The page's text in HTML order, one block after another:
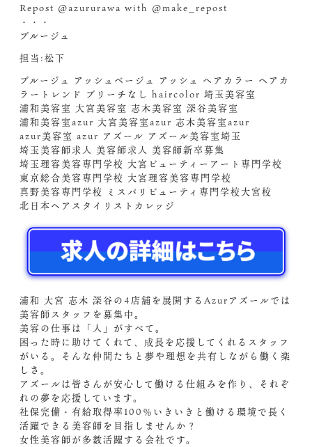
Repost @azururawa with @make_repost
・・・
ブルージュ
担当:松下
ブルージュ アッシュベージュ アッシュ ヘアカラー ヘアカ
ラートレンド ブリーチなし haircolor 埼玉美容室
浦和美容室 大宮美容室 志木美容室 深谷美容室
浦和美容室azur 大宮美容室azur 志木美容室azur
azur美容室 azur アズール アズール美容室埼玉
埼玉美容師求人 美容師求人 美容師新卒募集
埼玉理容美容専門学校 大宮ビューティーアート専門学校
東京総合美容専門学校 大宮理容美容専門学校
真野美容専門学校 ミスパリビューティ専門学校大宮校
北日本ヘアスタイリストカレッジ
浦和 大宮 志木 深谷の4店舗を展開するAzurアズールでは
美容師スタッフを募集中。
美容の仕事は「人」がすべて。
困った時に助けてくれて、成長を応援してくれるスタッフ
がいる。そんな仲間たちと夢や理想を共有しながら働く楽
しさ。
アズールは皆さんが安心して働ける仕組みを作り、それぞ
れの夢を応援しています。
社保完備・有給取得率100％いきいきと働ける環境で長く
活躍できる美容師を目指しませんか？
女性美容師が多数活躍する会社です。